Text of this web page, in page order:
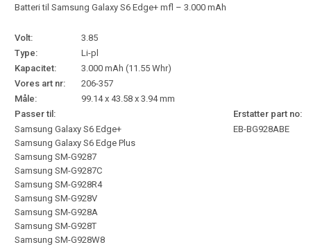
Batteri til Samsung Galaxy S6 Edge+ mfl – 3.000 mAh
Volt:
3.85
Type:
Li-pl
Kapacitet:
3.000 mAh (11.55 Whr)
Vores art nr:
206-357
Måle:
99.14 x 43.58 x 3.94 mm
Passer til:
Erstatter part no:
Samsung Galaxy S6 Edge+
Samsung Galaxy S6 Edge Plus
Samsung SM-G9287
Samsung SM-G9287C
Samsung SM-G928R4
Samsung SM-G928V
Samsung SM-G928A
Samsung SM-G928T
Samsung SM-G928W8
EB-BG928ABE